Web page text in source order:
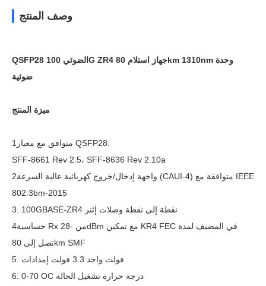
وصف المنتج
QSFP28 الضوئي 100G ZR4 جهاز استلام 80km 1310nm وحدة
ضوئية
ميزة المنتج
1متوافق مع معيار QSFP28:
SFF-8661 Rev 2.5، SFF-8636 Rev 2.10a
2واجهة إدخال/خروج كهربائية عالية السرعة (CAUI-4) متوافقة مع IEEE
802.3bm-2015
3. 100GBASE-ZR4 نقطة إلى نقطة وصلات إثنر
4حساسية Rx من -28dBm مع تمكين KR4 FEC في المضيف لمدة
تصل إلى 80km SMF
5. فولت واحد 3.3 فولت إمدادات
6. 0-70 OC درجة حرارة تشغيل الحالة